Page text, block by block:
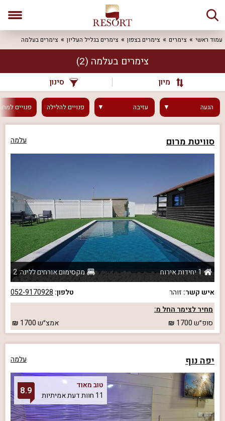
עמוד ראשי צימרים צימרים בצפון צימרים בגליל העליון צימרים בעלמה
צימרים בעלמה (2)
מיון סינון
הגעה עזיבה פנוייםלהלילה פנויים
סוויטת מרום עלמה
1 יחידות אירוח
מקסימום אורחים ללינה: 2
איש קשר: זוהר טלפון: 052-9170928
מחיר לצימר החל מ:
סופ״ש1700 אמצ״ש1700
יפה נוף עלמה
טוב מאוד
11 חוות דעת אמיתיות
8.9